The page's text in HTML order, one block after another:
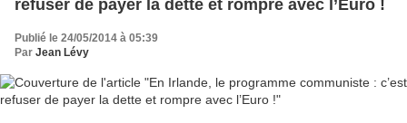
refuser de payer la dette et rompre avec l’Euro !
Publié le 24/05/2014 à 05:39
Par Jean Lévy